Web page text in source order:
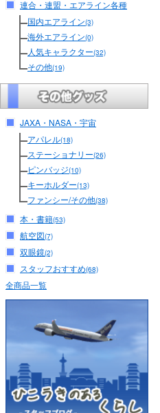
連合・連盟・エアライン各種
国内エアライン(3)
海外エアライン(0)
人気キャラクター(32)
その他(19)
JAXA・NASA・宇宙
アパレル(18)
ステーショナリー(26)
ピンバッジ(10)
キーホルダー(13)
ファンシー/その他(38)
本・書籍(53)
航空図(7)
双眼鏡(2)
スタッフおすすめ(68)
全商品一覧